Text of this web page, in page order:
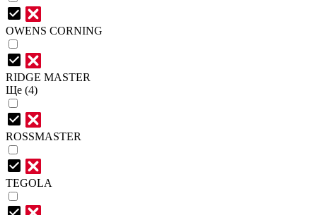
OWENS CORNING
RIDGE MASTER
Ще (4)
ROSSMASTER
TEGOLA